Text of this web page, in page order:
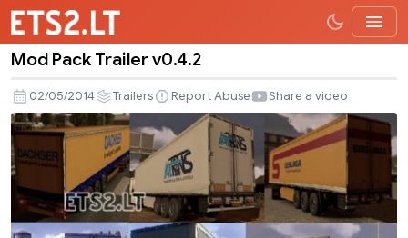
Pack
Trailer
v0.4.2
Mod Pack Trailer v0.4.2
02/05/2014 Trailers Report Abuse Share a video